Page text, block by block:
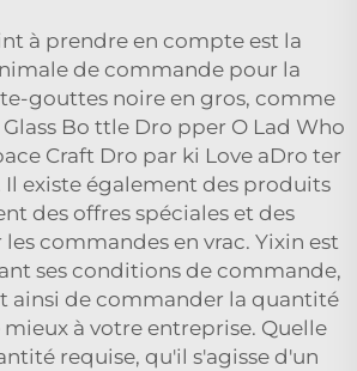
à prendre en compte est la
de commande pour la
gouttes noire en gros, comme
Glass Bo ttle Dro pper O Lad Who
Craft Dro par ki Love aDro ter
existe également des produits
des offres spéciales et des
commandes en vrac. Yixin est
ses conditions de commande,
ainsi de commander la quantité
à votre entreprise. Quelle
requise, qu'il s'agisse d'un